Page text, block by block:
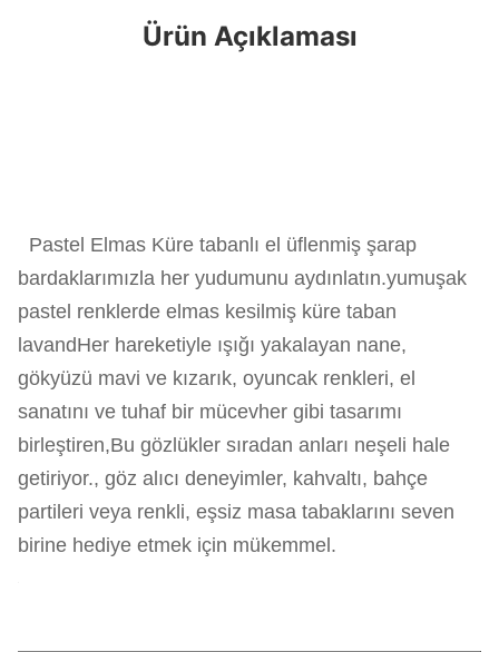
Ürün Açıklaması
Pastel Elmas Küre tabanlı el üflenmiş şarap
bardaklarımızla her yudumunu aydınlatın.yumuşak
pastel renklerde elmas kesilmiş küre taban
lavandHer hareketiyle ışığı yakalayan nane,
gökyüzü mavi ve kızarık, oyuncak renkleri, el
sanatını ve tuhaf bir mücevher gibi tasarımı
birleştiren,Bu gözlükler sıradan anları neşeli hale
getiriyor., göz alıcı deneyimler, kahvaltı, bahçe
partileri veya renkli, eşsiz masa tabaklarını seven
birine hediye etmek için mükemmel.